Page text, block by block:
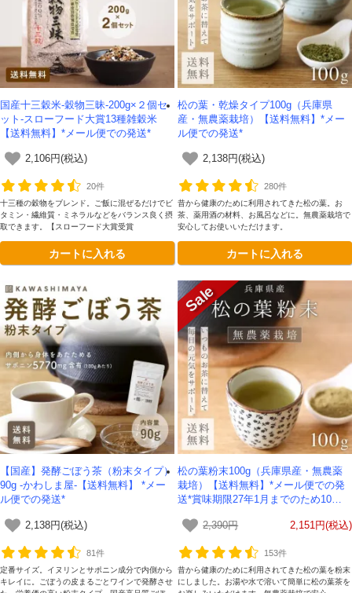
国産十三穀米-穀物三昧-200g×２個セ
ット-スローフード大賞13種雑穀米
【送料無料】*メール便での発送*
2,106円(税込)
20件
十三種の穀物をブレンド。ご飯に混ぜるだけでビ
タミン・繊維質・ミネラルなどをバランス良く摂
取できます。【スローフード大賞受賞
カートに入れる
松の葉・乾燥タイプ100g（兵庫県
産・無農薬栽培）【送料無料】*メー
ル便での発送*
2,138円(税込)
280件
昔から健康のために利用されてきた松の葉。お
茶、薬用酒の材料、お風呂などに。無農薬栽培で
安心してお使いいただけます。
カートに入れる
【国産】発酵ごぼう茶（粉末タイプ）
90g -かわしま屋-【送料無料】 *メー
ル便での発送*
2,138円(税込)
81件
定番サイズ。イヌリンとサポニン成分で内側から
キレイに。ごぼうの皮まるごとワインで発酵させ
松の葉粉末100g（兵庫県産・無農薬
栽培）【送料無料】*メール便での発
送*賞味期限27年1月までのため10％O
2,390円
2,151円(税込)
153件
昔から健康のために利用されてきた松の葉を粉末
にしました。お湯や水で溶いて簡単に松の葉茶を